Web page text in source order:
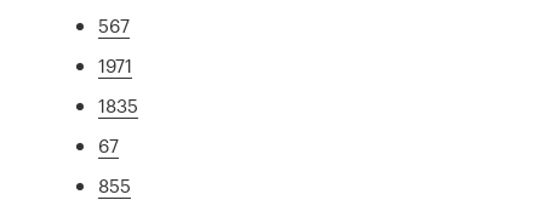
567
1971
1835
67
855